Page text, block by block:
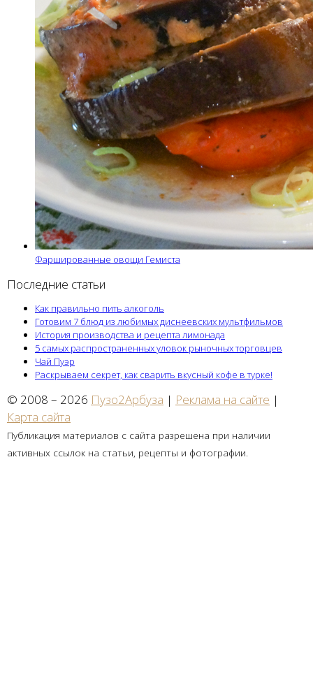
Фаршированные овощи Гемиста
Последние статьи
Как правильно пить алкоголь
Готовим 7 блюд из любимых диснеевских мультфильмов
История производства и рецепта лимонада
5 самых распространенных уловок рыночных торговцев
Чай Пуэр
Раскрываем секрет, как сварить вкусный кофе в турке!
© 2008 – 2026 Пузо2Арбуза | Реклама на сайте |
Карта сайта
Публикация материалов с сайта разрешена при наличии
активных ссылок на статьи, рецепты и фотографии.